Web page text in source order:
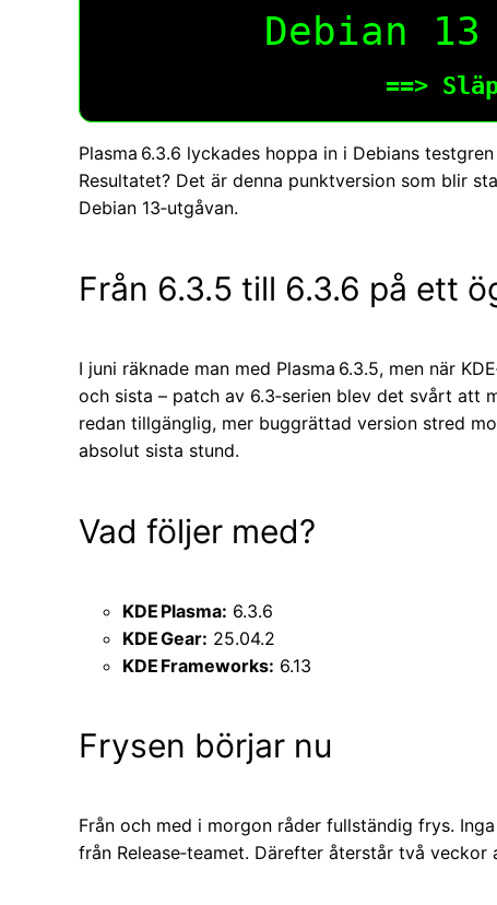
Debian
==>
Plasma 6.3.6 lyckades hoppa in i Debians
Resultatet? Det är denna punktversion som blir
Debian 13‑utgåvan.
Från 6.3.5 till 6.3.6 på ett
I juni räknade man med Plasma 6.3.5, men när
och sista – patch av 6.3‑serien blev det svårt att
redan tillgänglig, mer buggrättad version stred
absolut sista stund.
Vad följer med?
KDE Plasma: 6.3.6
KDE Gear: 25.04.2
KDE Frameworks: 6.13
Frysen börjar nu
Från och med i morgon råder fullständig frys.
från Release‑teamet. Därefter återstår två